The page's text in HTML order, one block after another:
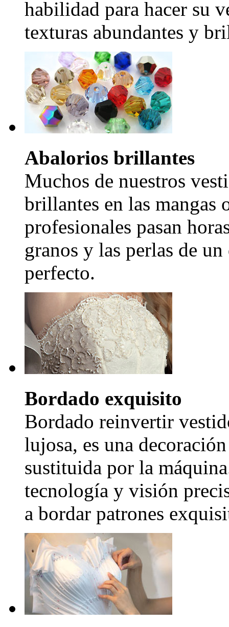
habilidad para hacer su
texturas abundantes y
Abalorios brillantes
Muchos de nuestros
brillantes en las mangas
profesionales pasan
granos y las perlas de
perfecto.
Bordado exquisito
Bordado reinvertir
lujosa, es una
sustituida por la
tecnología y visión
a bordar patrones